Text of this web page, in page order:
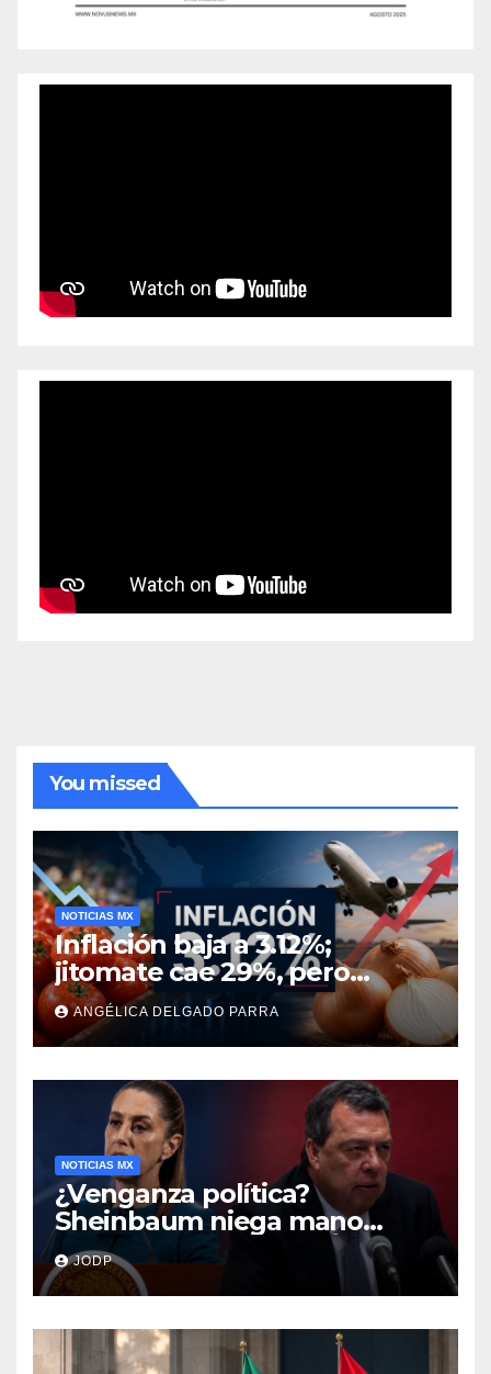
You missed
NOTICIAS MX
Inflación baja a 3.12%;
jitomate cae 29%, pero
cebolla y vuelos se
encarecen
ANGÉLICA DELGADO PARRA
NOTICIAS MX
¿Venganza política?
Sheinbaum niega mano
negra en captura de Ángel
Aguirre
JODP